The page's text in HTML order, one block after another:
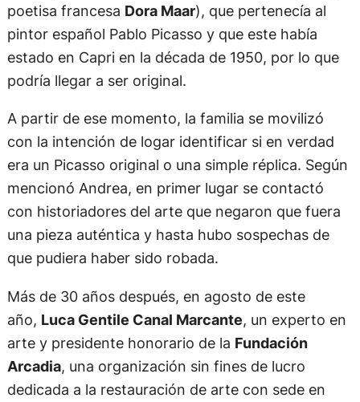
poetisa francesa Dora Maar), que pertenecía al
pintor español Pablo Picasso y que este había
estado en Capri en la década de 1950, por lo que
podría llegar a ser original.
A partir de ese momento, la familia se movilizó
con la intención de logar identificar si en verdad
era un Picasso original o una simple réplica. Según
mencionó Andrea, en primer lugar se contactó
con historiadores del arte que negaron que fuera
una pieza auténtica y hasta hubo sospechas de
que pudiera haber sido robada.
Más de 30 años después, en agosto de este
año, Luca Gentile Canal Marcante, un experto en
arte y presidente honorario de la Fundación
Arcadia, una organización sin fines de lucro
dedicada a la restauración de arte con sede en